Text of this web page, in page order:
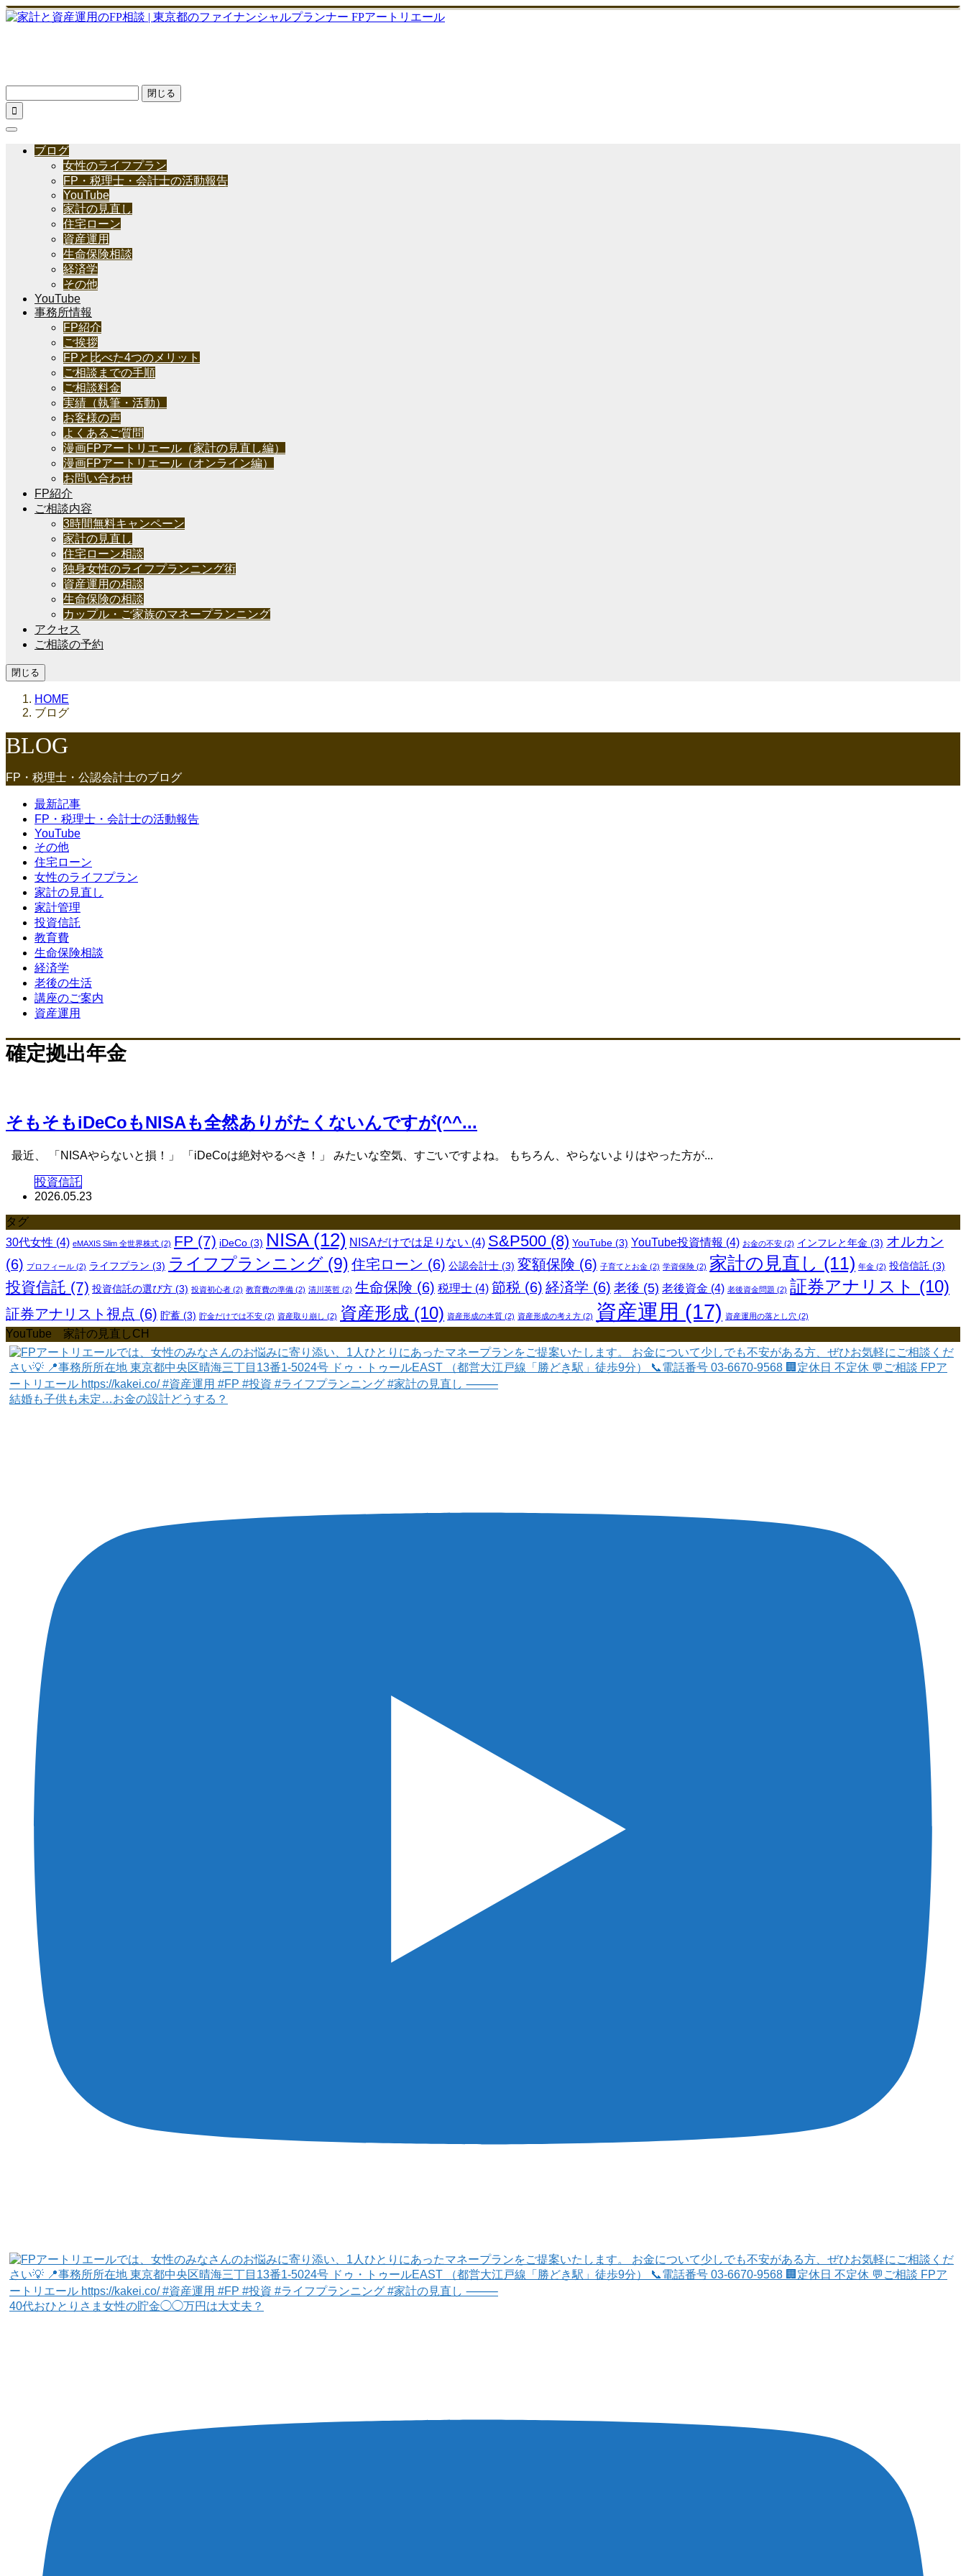
閉じる

ブログ
女性のライフプラン
FP・税理士・会計士の活動報告
YouTube
家計の見直し
住宅ローン
資産運用
生命保険相談
経済学
その他
YouTube
事務所情報
FP紹介
ご挨拶
FPと比べた4つのメリット
ご相談までの手順
ご相談料金
実績（執筆・活動）
お客様の声
よくあるご質問
漫画FPアートリエール（家計の見直し編）
漫画FPアートリエール（オンライン編）
お問い合わせ
FP紹介
ご相談内容
3時間無料キャンペーン
家計の見直し
住宅ローン相談
独身女性のライフプランニング術
資産運用の相談
生命保険の相談
カップル・ご家族のマネープランニング
アクセス
ご相談の予約
閉じる
HOME
ブログ
BLOG
FP・税理士・公認会計士のブログ
最新記事
FP・税理士・会計士の活動報告
YouTube
その他
住宅ローン
女性のライフプラン
家計の見直し
家計管理
投資信託
教育費
生命保険相談
経済学
老後の生活
講座のご案内
資産運用
確定拠出年金
そもそもiDeCoもNISAも全然ありがたくないんですが(^^...
最近、 「NISAやらないと損！」 「iDeCoは絶対やるべき！」 みたいな空気、すごいですよね。 もちろん、やらないよりはやった方が...
投資信託
2026.05.23
タグ
30代女性 (4) eMAXIS Slim 全世界株式 (2) FP (7) iDeCo (3) NISA(12) NISAだけでは足りない (4) S&P500 (8) YouTube (3) YouTube投資情報 (4) お金の不安 (2) インフレと年金 (3) オルカン
(6) プロフィール (2) ライフプラン (3) ライフプランニング (9) 住宅ローン (6) 公認会計士 (3) 変額保険 (6) 子育てとお金 (2) 学資保険 (2) 家計の見直し (11) 年金 (2) 投信信託 (3)
投資信託 (7) 投資信託の選び方 (3) 投資初心者 (2) 教育費の準備 (2) 清川英哲 (2) 生命保険 (6) 税理士 (4) 節税 (6) 経済学 (6) 老後 (5) 老後資金 (4) 老後資金問題 (2) 証券アナリスト (10)
証券アナリスト視点 (6) 貯蓄 (3) 貯金だけでは不安 (2) 資産取り崩し (2) 資産形成 (10) 資産形成の本質 (2) 資産形成の考え方 (2) 資産運用 (17) 資産運用の落とし穴 (2)
YouTube 家計の見直しCH
結婚も子供も未定…お金の設計どうする？
40代おひとりさま女性の貯金◯◯万円は大丈夫？